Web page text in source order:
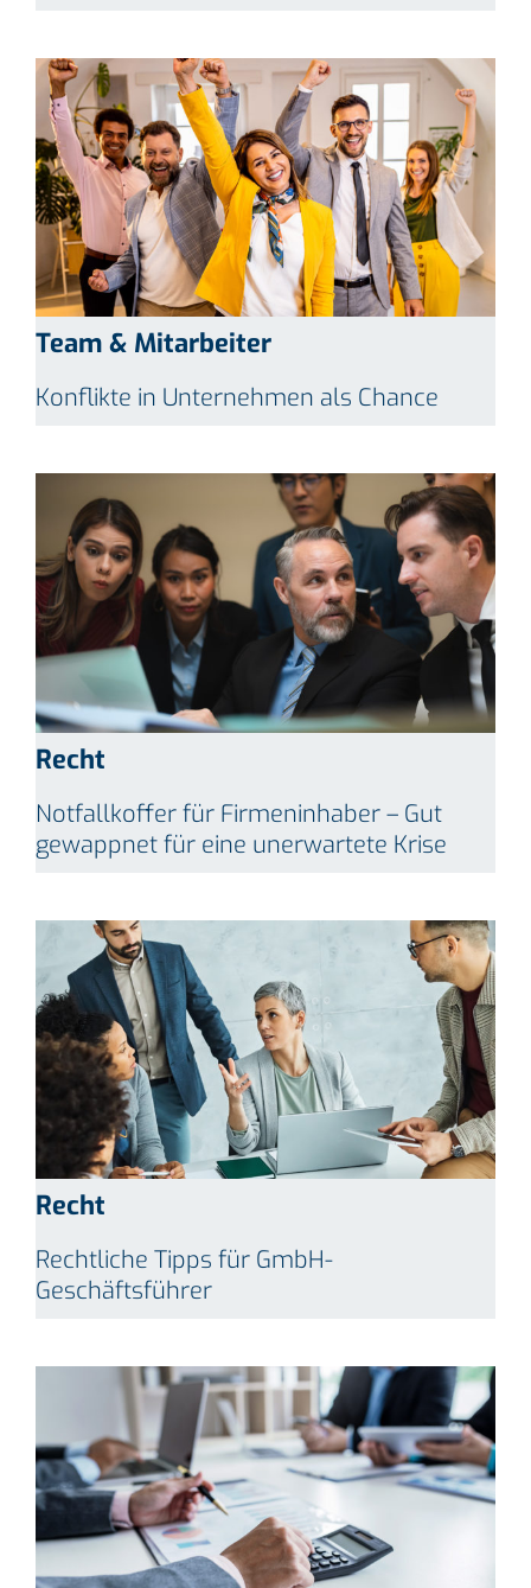
Team & Mitarbeiter
Konflikte in Unternehmen als Chance
Recht
Notfallkoffer für Firmeninhaber – Gut
gewappnet für eine unerwartete Krise
Recht
Rechtliche Tipps für GmbH-
Geschäftsführer